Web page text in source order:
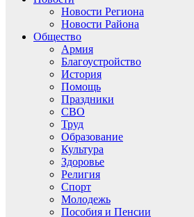
Новости Региона
Новости Района
Общество
Армия
Благоустройство
История
Помощь
Праздники
СВО
Труд
Образование
Культура
Здоровье
Религия
Спорт
Молодежь
Пособия и Пенсии